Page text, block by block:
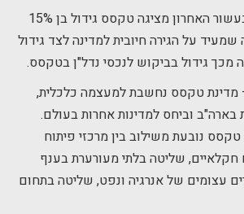
– בעשור האחרון מציגה טקסס גידול בן 15%
על הגירה חיובית למדינה לצד גידול
מכך גידול בביקוש לנכסי נדל"ן בטקסס.
מדינת טקסס נחשבת למעצמה כלכלית,
בארה"ב וביחס למדינות אחרות בעולם.
נובעת משילוב בין מרכזי פיתוח
חקלאיים, שליטה בלתי מעורערת בענף
עצומים של אנרגיה ונפט, שליטה בתחום